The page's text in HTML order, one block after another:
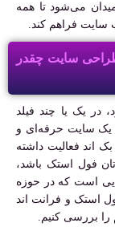
می‌شود تا همه
سایت فراهم کند.‌
سایت چقدر
در یک یا چند فیلد
یک سایت حرفه‌ای و
اند فعالیت داشته
فول استک باشد،
است که در حوزه
استک و فرانت اند
را بررسی کنیم.